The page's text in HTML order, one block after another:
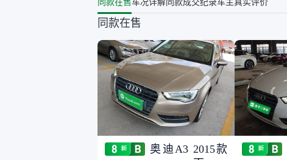
同款在售
奥迪A3 2015款